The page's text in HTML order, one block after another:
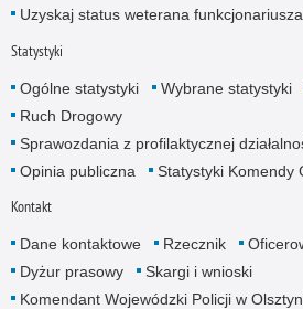
Uzyskaj status weterana funkcjonariusza
Statystyki
Ogólne statystyki Wybrane statystyki
Ruch Drogowy
Sprawozdania z profilaktycznej
Opinia publiczna
Statystyki Komendy
Kontakt
Dane kontaktowe Rzecznik
Dyżur prasowy
Skargi i wnioski
Komendant Wojewódzki Policji w